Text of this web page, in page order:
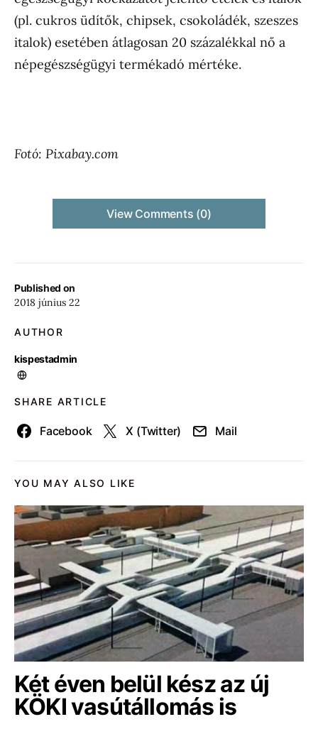
Published on
2018 június 22
AUTHOR
kispestadmin
SHARE ARTICLE
Facebook X (Twitter) Mail
(pl. cukros üdítők, chipsek, csokoládék, szeszes
italok) esetében átlagosan 20 százalékkal nő a
népegészségügyi termékadó mértéke.
Fotó: Pixabay.com
View Comments (0)
YOU MAY ALSO LIKE
Két éven belül kész az új
KÖKI vasútállomás is